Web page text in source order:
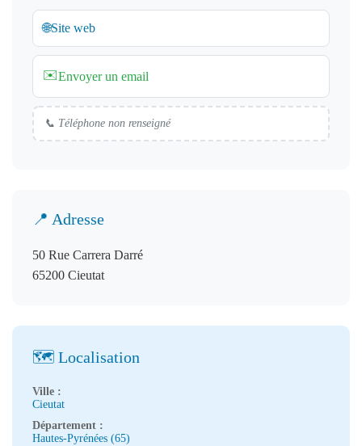
🌐Site web
✉️Envoyer un email
📞 Téléphone non renseigné
📍 Adresse
50 Rue Carrera Darré
65200 Cieutat
🗺️ Localisation
Ville :
Cieutat
Département :
Hautes-Pyrénées (65)